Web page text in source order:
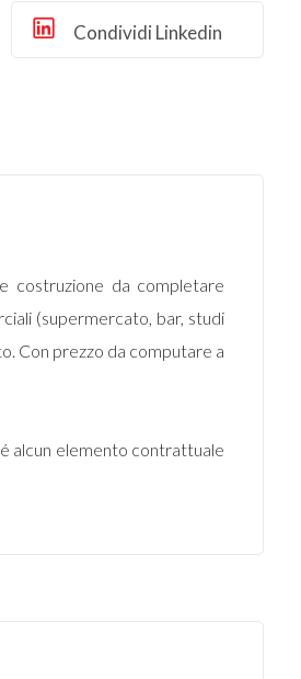
Condividi Linkedin
costruzione da completare
(supermercato, bar, studi
Con prezzo da computare a
alcun elemento contrattuale